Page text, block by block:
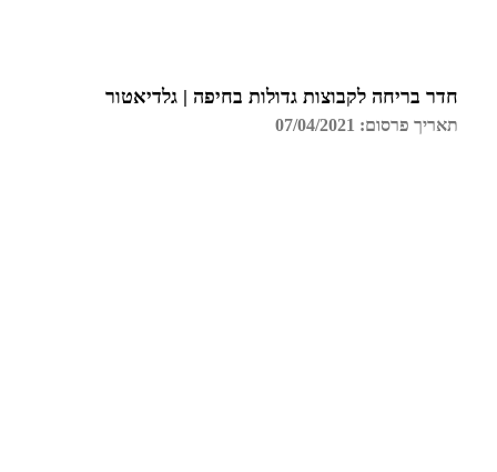
חדר בריחה לקבוצות גדולות בחיפה | גלדיאטור
תאריך פרסום: 07/04/2021